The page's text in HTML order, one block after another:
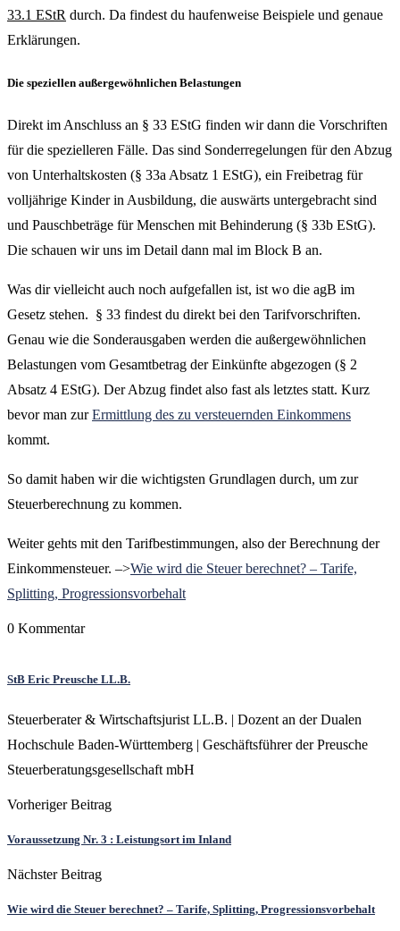
33.1 EStR durch. Da findest du haufenweise Beispiele und genaue
Erklärungen.
Die speziellen außergewöhnlichen Belastungen
Direkt im Anschluss an § 33 EStG finden wir dann die Vorschriften
für die spezielleren Fälle. Das sind Sonderregelungen für den Abzug
von Unterhaltskosten (§ 33a Absatz 1 EStG), ein Freibetrag für
volljährige Kinder in Ausbildung, die auswärts untergebracht sind
und Pauschbeträge für Menschen mit Behinderung (§ 33b EStG).
Die schauen wir uns im Detail dann mal im Block B an.
Was dir vielleicht auch noch aufgefallen ist, ist wo die agB im
Gesetz stehen. § 33 findest du direkt bei den Tarifvorschriften.
Genau wie die Sonderausgaben werden die außergewöhnlichen
Belastungen vom Gesamtbetrag der Einkünfte abgezogen (§ 2
Absatz 4 EStG). Der Abzug findet also fast als letztes statt. Kurz
bevor man zurErmittlung des zu versteuernden Einkommens
kommt.
So damit haben wir die wichtigsten Grundlagen durch, um zur
Steuerberechnung zu kommen.
Weiter gehts mit den Tarifbestimmungen, also der Berechnung der
Einkommensteuer. –>Wie wird die Steuer berechnet? – Tarife,
Splitting, Progressionsvorbehalt
0 Kommentar
StB Eric Preusche LL.B.
Steuerberater & Wirtschaftsjurist LL.B. | Dozent an der Dualen
Hochschule Baden-Württemberg | Geschäftsführer der Preusche
Steuerberatungsgesellschaft mbH
Vorheriger Beitrag
Voraussetzung Nr. 3 : Leistungsort im Inland
Nächster Beitrag
Wie wird die Steuer berechnet? – Tarife, Splitting, Progressionsvorbehalt